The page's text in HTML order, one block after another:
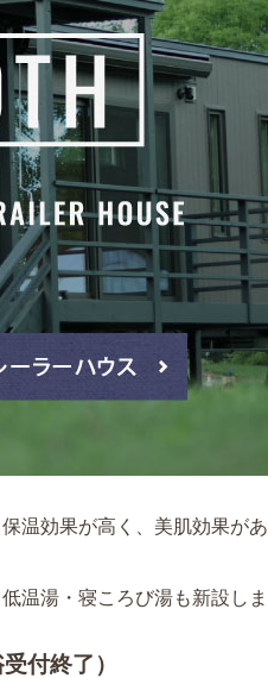
温効果が高く、美肌効果があ
温湯・寝ころび湯も新設しま
付終了）